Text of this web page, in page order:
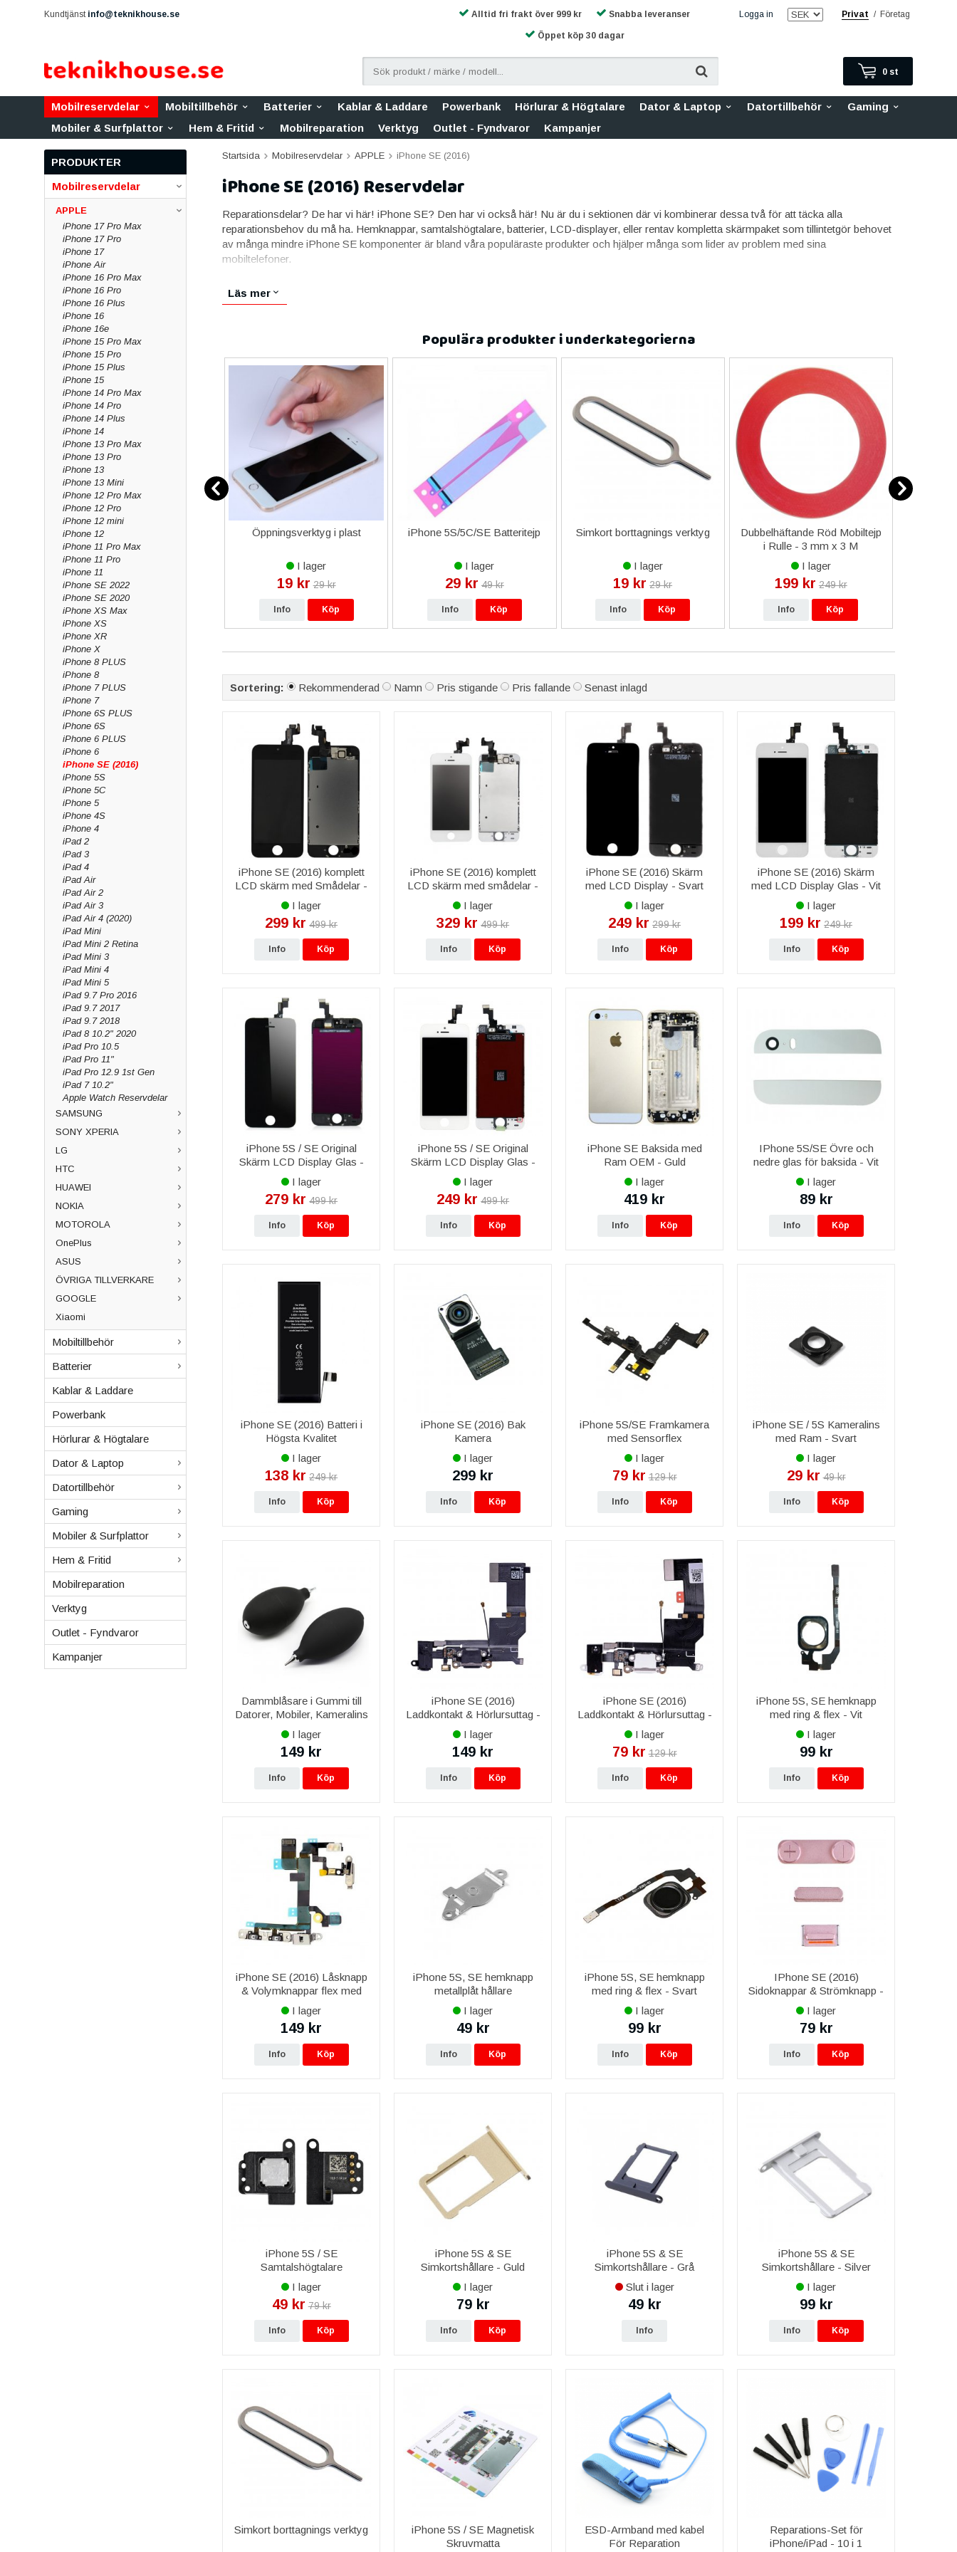
Kundtjänst info@teknikhouse.se Logga in Privat / Företag
Alltid fri frakt över 999 kr Snabba leveranser
Öppet köp 30 dagar
0 st
Mobilreservdelar Mobiltillbehör Batterier Kablar & Laddare Powerbank Hörlurar & Högtalare Dator & Laptop Datortillbehör
Gaming
Mobiler & Surfplattor
Hem & Fritid Mobilreparation Verktyg Outlet - Fyndvaror Kampanjer
PRODUKTER
Mobilreservdelar
APPLE
iPhone 17 Pro Max
iPhone 17 Pro
iPhone 17
iPhone Air
iPhone 16 Pro Max
iPhone 16 Pro
iPhone 16 Plus
iPhone 16
iPhone 16e
iPhone 15 Pro Max
iPhone 15 Pro
iPhone 15 Plus
iPhone 15
iPhone 14 Pro Max
iPhone 14 Pro
iPhone 14 Plus
iPhone 14
iPhone 13 Pro Max
iPhone 13 Pro
iPhone 13
iPhone 13 Mini
iPhone 12 Pro Max
iPhone 12 Pro
iPhone 12 mini
iPhone 12
iPhone 11 Pro Max
iPhone 11 Pro
iPhone 11
iPhone SE 2022
iPhone SE 2020
iPhone XS Max
iPhone XS
iPhone XR
iPhone X
iPhone 8 PLUS
iPhone 8
iPhone 7 PLUS
iPhone 7
iPhone 6S PLUS
iPhone 6S
iPhone 6 PLUS
iPhone 6
iPhone SE (2016)
iPhone 5S
iPhone 5C
iPhone 5
iPhone 4S
iPhone 4
iPad 2
iPad 3
iPad 4
iPad Air
iPad Air 2
iPad Air 3
iPad Air 4 (2020)
iPad Mini
iPad Mini 2 Retina
iPad Mini 3
iPad Mini 4
iPad Mini 5
iPad 9.7 Pro 2016
iPad 9.7 2017
iPad 9.7 2018
iPad 8 10.2" 2020
iPad Pro 10.5
iPad Pro 11"
iPad Pro 12.9 1st Gen
iPad 7 10.2"
Apple Watch Reservdelar
SAMSUNG
SONY XPERIA
LG
HTC
HUAWEI
NOKIA
MOTOROLA
OnePlus
ASUS
ÖVRIGA TILLVERKARE
GOOGLE
Xiaomi
Mobiltillbehör
Batterier
Kablar & Laddare
Powerbank
Hörlurar & Högtalare
Dator & Laptop
Datortillbehör
Gaming
Mobiler & Surfplattor
Hem & Fritid
Mobilreparation
Verktyg
Outlet - Fyndvaror
Kampanjer
Startsida Mobilreservdelar APPLE iPhone SE (2016)
iPhone SE (2016) Reservdelar
Reparationsdelar? De har vi här! iPhone SE? Den har vi också här! Nu är du i sektionen där vi kombinerar dessa två för att täcka alla
reparationsbehov du må ha. Hemknappar, samtalshögtalare, batterier, LCD-displayer, eller rentav kompletta skärmpaket som tillintetgör behovet
av många mindre iPhone SE komponenter är bland våra populäraste produkter och hjälper många som lider av problem med sina
mobiltelefoner.
urval av alla delar som vi säljer på Teknikhouse, vi siktar på att alla ska hitta det de behöver. Alla delar är tredjepartstillverkade och av högsta
Saknar du något i vårt sortiment är det bara att höra av sig, vi är redo att hjälpa till med dina behov! Alla verktyg som du behöver för att montera
komponenterna här hittar du också här hos Teknikhouse.
Läs mer
Populära produkter i underkategorierna
Reparations-Set för
iPhone/iPad - 10 i 1
99 kr
Info
Öppningsverktyg i plast
I lager
19 kr 29 kr
Info Köp
iPhone 5S/5C/SE Batteritejp
I lager
29 kr 49 kr
Info Köp
Simkort borttagnings verktyg
I lager
19 kr 29 kr
Info Köp
Dubbelhäftande Röd Mobiltejp
i Rulle - 3 mm x 3 M
I lager
199 kr 249 kr
Info Köp
Sortering: Rekommenderad Namn Pris stigande Pris fallande Senast inlagd
iPhone SE (2016) komplett
LCD skärm med Smådelar -
Svart
I lager
299 kr 499 kr
Info Köp
iPhone SE (2016) komplett
LCD skärm med smådelar -
Vit
I lager
329 kr 499 kr
Info Köp
iPhone SE (2016) Skärm
med LCD Display - Svart
I lager
249 kr 299 kr
Info Köp
iPhone SE (2016) Skärm
med LCD Display Glas - Vit
I lager
199 kr 249 kr
Info Köp
iPhone 5S / SE Original
Skärm LCD Display Glas -
Svart
I lager
279 kr 499 kr
Info Köp
iPhone 5S / SE Original
Skärm LCD Display Glas -
Vit
I lager
249 kr 499 kr
Info Köp
iPhone SE Baksida med
Ram OEM - Guld
I lager
419 kr
Info Köp
IPhone 5S/SE Övre och
nedre glas för baksida - Vit
I lager
89 kr
Info Köp
iPhone SE (2016) Batteri i
Högsta Kvalitet
I lager
138 kr 249 kr
Info Köp
iPhone SE (2016) Bak
Kamera
I lager
299 kr
Info Köp
iPhone 5S/SE Framkamera
med Sensorflex
I lager
79 kr 129 kr
Info Köp
iPhone SE / 5S Kameralins
med Ram - Svart
I lager
29 kr 49 kr
Info Köp
Dammblåsare i Gummi till
Datorer, Mobiler, Kameralins
I lager
149 kr
Info Köp
iPhone SE (2016)
Laddkontakt & Hörlursuttag -
Svart
I lager
149 kr
Info Köp
iPhone SE (2016)
Laddkontakt & Hörlursuttag -
Vit
I lager
79 kr 129 kr
Info Köp
iPhone 5S, SE hemknapp
med ring & flex - Vit
I lager
99 kr
Info Köp
iPhone SE (2016) Låsknapp
& Volymknappar flex med
flash
I lager
149 kr
Info Köp
iPhone 5S, SE hemknapp
metallplåt hållare
I lager
49 kr
Info Köp
iPhone 5S, SE hemknapp
med ring & flex - Svart
I lager
99 kr
Info Köp
IPhone SE (2016)
Sidoknappar & Strömknapp -
Roséguld
I lager
79 kr
Info Köp
iPhone 5S / SE
Samtalshögtalare
I lager
49 kr 79 kr
Info Köp
iPhone 5S & SE
Simkortshållare - Guld
I lager
79 kr
Info Köp
iPhone 5S & SE
Simkortshållare - Grå
Slut i lager
49 kr
Info
iPhone 5S & SE
Simkortshållare - Silver
I lager
99 kr
Info Köp
Simkort borttagnings verktyg
iPhone 5S / SE Magnetisk
Skruvmatta
ESD-Armband med kabel
För Reparation
Reparations-Set för
iPhone/iPad - 10 i 1